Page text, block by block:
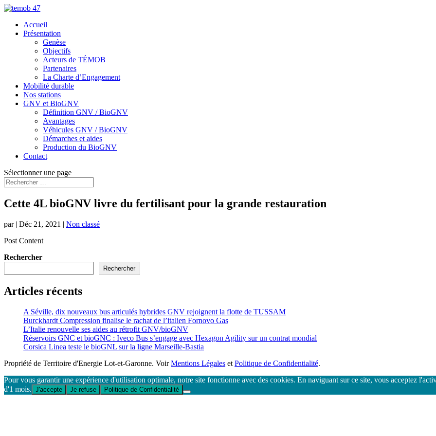
Accueil
Présentation
Genèse
Objectifs
Acteurs de TÉMOB
Partenaires
La Charte d’Engagement
Mobilité durable
Nos stations
GNV et BioGNV
Définition GNV / BioGNV
Avantages
Véhicules GNV / BioGNV
Démarches et aides
Production du BioGNV
Contact
Sélectionner une page
Cette 4L bioGNV livre du fertilisant pour la grande restauration
par | Déc 21, 2021 | Non classé
Post Content
Rechercher
Rechercher
Articles récents
A Séville, dix nouveaux bus articulés hybrides GNV rejoignent la flotte de TUSSAM
Burckhardt Compression finalise le rachat de l’italien Fornovo Gas
L’Italie renouvelle ses aides au rétrofit GNV/bioGNV
Réservoirs GNC et bioGNC : Iveco Bus s’engage avec Hexagon Agility sur un contrat mondial
Corsica Linea teste le bioGNL sur la ligne Marseille-Bastia
Propriété de Territoire d'Energie Lot-et-Garonne. VoirMentions Légales et Politique de Confidentialité.
Pour vous garantir une expérience d'utilisation optimale, notre site fonctionne avec des cookies. En naviguant sur ce site, vous acceptez
d'1 mois. J'accepte Je refuse Politique de Confidentialité